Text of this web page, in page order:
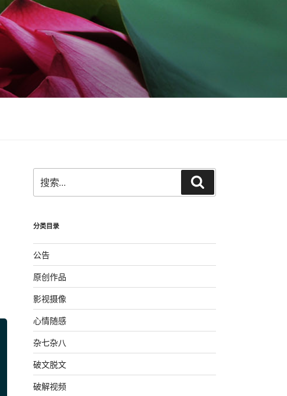
索：
索
分类目录
公告
原创作品
影视摄像
心情随感
杂七杂八
破文脱文
破解视频